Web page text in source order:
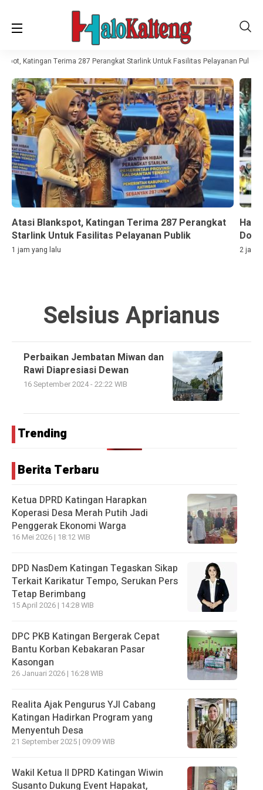
Katingan Terima 287 Perangkat Starlink Untuk Fasilitas Pelayanan Publik
Atasi Blankspot, Katingan Terima 287 Perangkat
Starlink Untuk Fasilitas Pelayanan Publik
1 jam yang lalu
Hari
2 jam
Selsius Aprianus
Perbaikan Jembatan Miwan dan
Rawi Diapresiasi Dewan
16 September 2024 - 22:22 WIB
Trending
Berita Terbaru
Ketua DPRD Katingan Harapkan
Koperasi Desa Merah Putih Jadi
Penggerak Ekonomi Warga
16 Mei 2026 | 18:12 WIB
DPD NasDem Katingan Tegaskan Sikap
Terkait Karikatur Tempo, Serukan Pers
Tetap Berimbang
15 April 2026 | 14:28 WIB
DPC PKB Katingan Bergerak Cepat
Bantu Korban Kebakaran Pasar
Kasongan
26 Januari 2026 | 16:28 WIB
Realita Ajak Pengurus YJI Cabang
Katingan Hadirkan Program yang
Menyentuh Desa
21 September 2025 | 09:09 WIB
Wakil Ketua II DPRD Katingan Wiwin
Susanto Dukung Event Hapakat,